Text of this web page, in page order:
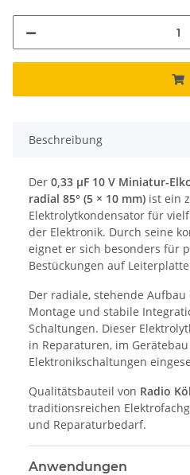
Beschreibung
Der 0,33 µF 10 V Miniatur-
radial 85° (5 × 10 mm) ist ein
Elektrolytkondensator für
der Elektronik. Durch seine
eignet er sich besonders für
Bestückungen auf
Der radiale, stehende
Montage und stabile
Schaltungen. Dieser
in Reparaturen, im
Elektronikschaltungen
Qualitätsbauteil von Radio
traditionsreichen
und Reparaturbedarf.
Anwendungen